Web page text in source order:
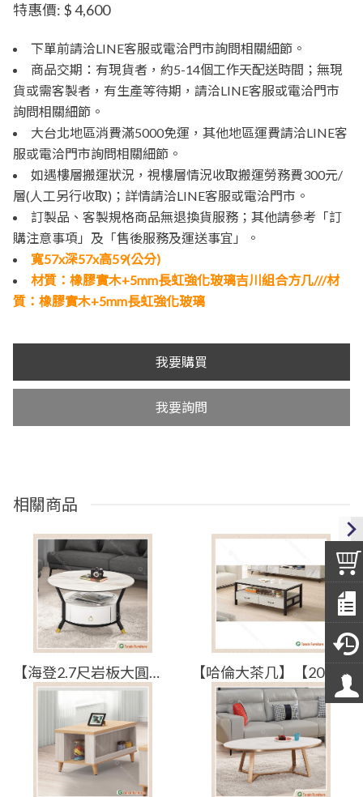
特惠價: $ 4,600
下單前請洽LINE客服或電洽門市詢問相關細節。
商品交期：有現貨者，約5-14個工作天配送時間；無現
貨或需客製者，有生產等待期，請洽LINE客服或電洽門市
詢問相關細節。
大台北地區消費滿5000免運，其他地區運費請洽LINE客
服或電洽門市詢問相關細節。
如遇樓層搬運狀況，視樓層情況收取搬運勞務費300元/
層(人工另行收取)；詳情請洽LINE客服或電洽門市。
訂製品、客製規格商品無退換貨服務；其他請參考「訂
購注意事項」及「售後服務及運送事宜」。
寬57x深57x高59(公分)
材質：橡膠實木+5mm長虹強化玻璃吉川組合方几///材
質：橡膠實木+5mm長虹強化玻璃
我要購買
我要詢問
相關商品
【海登2.7尺岩板大圓几】【2024-B326-2】【添興家具】 【哈倫大茶几】【2025-J293-2】【添興家具】